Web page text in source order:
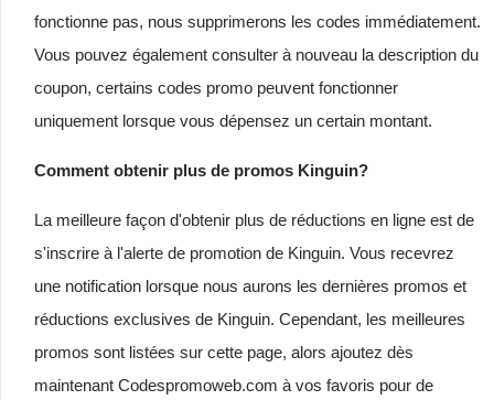
fonctionne pas, nous supprimerons les codes immédiatement.
Vous pouvez également consulter à nouveau la description du
coupon, certains codes promo peuvent fonctionner
uniquement lorsque vous dépensez un certain montant.
Comment obtenir plus de promos Kinguin?
La meilleure façon d'obtenir plus de réductions en ligne est de
s'inscrire à l'alerte de promotion de Kinguin. Vous recevrez
une notification lorsque nous aurons les dernières promos et
réductions exclusives de Kinguin. Cependant, les meilleures
promos sont listées sur cette page, alors ajoutez dès
maintenant Codespromoweb.com à vos favoris pour de